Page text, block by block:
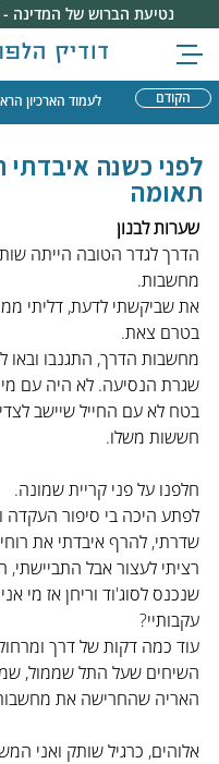
דודיק
נטיעת הברוש של המדינה -
הקודם לעמוד הארכיון
לפני כשנה איבדתי
תאומה
שערות לבנון
הדרך לגדר הטובה הייתה
מחשבות.
את שביקשתי לדעת, דליתי
בטרם צאת.
מחשבות הדרך, התגנבו ובאו
שגרת הנסיעה. לא היה עם מי
בטח לא עם החייל שיישב
חששות משלו.
חלפנו על פני קריית שמונה.
לפתע היכה בי סיפור העקדה
שדרתי, להרף איבדתי את
רציתי לעצור אבל התביישתי,
שנכנס לסוג'וד וריחן אז מי
עקבותיי?
עוד כמה דקות של דרך
השיחים שעל התל שממול,
האריה שהחרישה את
אלוהים, כרגיל שותק ואני